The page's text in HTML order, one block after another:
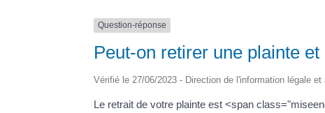
Question-réponse
Peut-on retirer une plainte
Vérifié le 27/06/2023 - Direction de l'information légale
Le retrait de votre plainte est <span